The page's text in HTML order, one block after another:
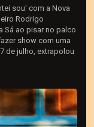
sou' com a Nova
Rodrigo
Sá ao pisar no palco
show com uma
de julho, extrapolou